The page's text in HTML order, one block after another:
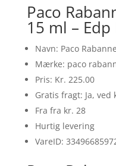
Paco
15 ml –
Navn: Paco
Mærke: paco
Pris: Kr. 225.00
Gratis fragt: Ja, ved
Fra fra kr. 28
Hurtig levering
VareID: